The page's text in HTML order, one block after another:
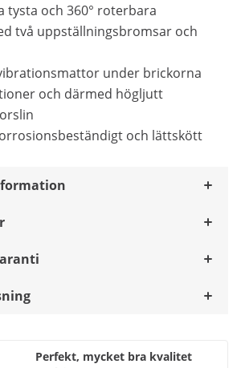
tysta och 360° roterbara
två uppställningsbromsar och
under brickorna
och därmed högljutt
och lättskött
Perfekt, mycket bra kvalitet